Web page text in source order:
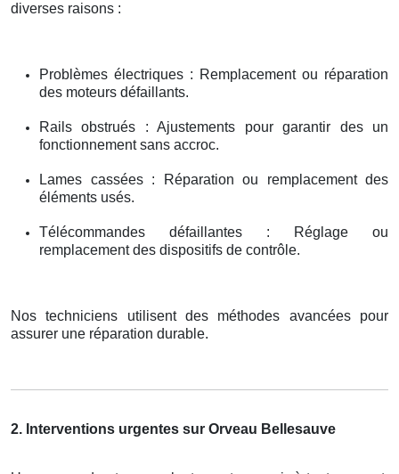
diverses raisons :
Problèmes électriques : Remplacement ou réparation
des moteurs défaillants.
Rails obstrués : Ajustements pour garantir des un
fonctionnement sans accroc.
Lames cassées : Réparation ou remplacement des
éléments usés.
Télécommandes défaillantes : Réglage ou
remplacement des dispositifs de contrôle.
Nos techniciens utilisent des méthodes avancées pour
assurer une réparation durable.
2. Interventions urgentes sur Orveau Bellesauve